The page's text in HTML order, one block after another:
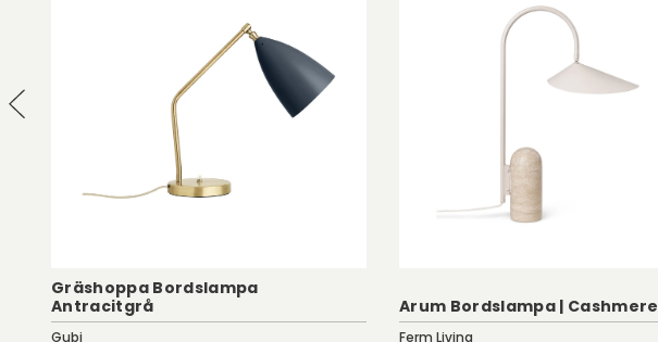
Gräshoppa Bordslampa
Antracitgrå
Gubi
Arum Bordslampa | Cashmere
Ferm Living